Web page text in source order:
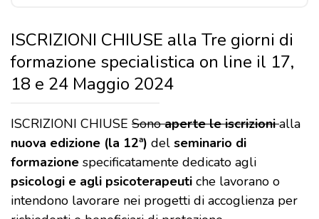
ISCRIZIONI CHIUSE alla Tre giorni di
formazione specialistica on line il 17,
18 e 24 Maggio 2024
ISCRIZIONI CHIUSE Sonoaperte le iscrizioni alla
nuova edizione (la 12ª) del seminario di
formazione specificatamente dedicato agli
psicologi e agli psicoterapeuti che lavorano o
intendono lavorare nei progetti di accoglienza per